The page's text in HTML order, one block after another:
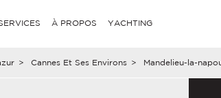
À PROPOS YACHTING
> Cannes Et Ses Environs > Mandelieu-la-